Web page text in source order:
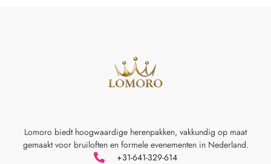
Lomoro biedt hoogwaardige herenpakken, vakkundig op maat
gemaakt voor bruiloften en formele evenementen in Nederland.
+31-641-329-614